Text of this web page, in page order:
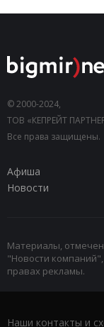
© 2000-2024,
ТОВ «КЕПРЕЙТ
Все права защищены.
Афиша
Новости
Материалы,
"Новости
правах рекламы.
Наши контакты и